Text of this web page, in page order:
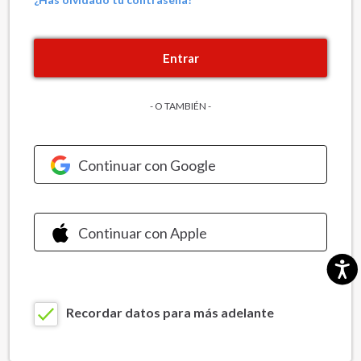
Entrar
- O TAMBIÉN -
Continuar con Google
Continuar con Apple
Recordar datos para más adelante